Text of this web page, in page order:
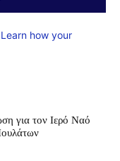
Learn how your
για τον Ιερό Ναό